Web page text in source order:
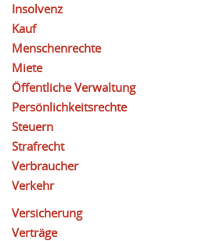
Insolvenz
Kauf
Menschenrechte
Miete
Öffentliche Verwaltung
Persönlichkeitsrechte
Steuern
Strafrecht
Verbraucher
Verkehr
Versicherung
Verträge